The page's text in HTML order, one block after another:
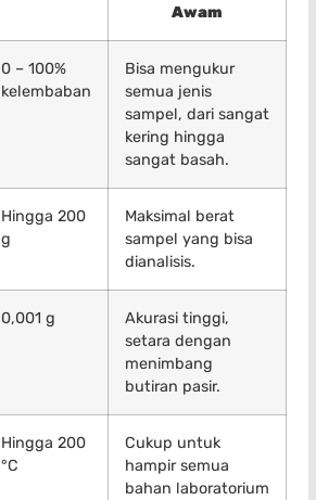
Awam
0 – 100%
kelembaban
Bisa mengukur
semua jenis
sampel, dari sangat
kering hingga
sangat basah.
Hingga 200
g
Maksimal berat
sampel yang bisa
dianalisis.
0,001 g
Akurasi tinggi,
setara dengan
menimbang
butiran pasir.
Hingga 200
°C
Cukup untuk
hampir semua
bahan laboratorium